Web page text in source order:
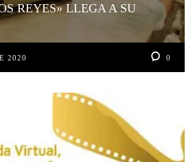
REYES» LLEGA A SU
2020 0